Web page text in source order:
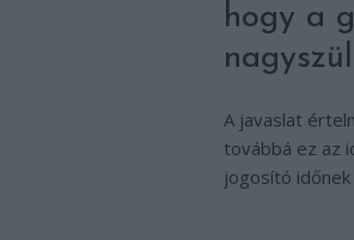
hogy a
A javaslat
továbbá ez az
jogosító